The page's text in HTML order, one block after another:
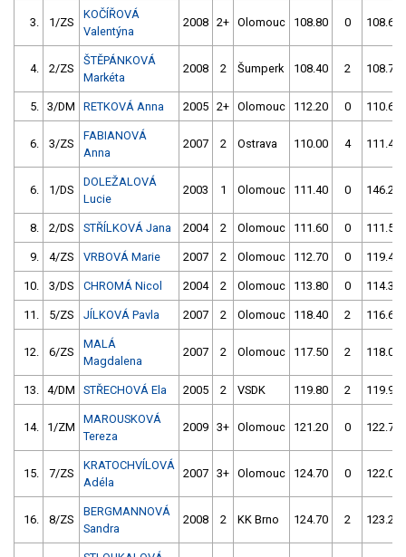
3. 1/ZS
KOČÍŘOVÁ
Valentýna
2008 2+ Olomouc 108.80 0 108.60
4. 2/ZS
ŠTĚPÁNKOVÁ
Markéta
2008 2 Šumperk 108.40 2 108.70
5. 3/DM RETKOVÁ Anna 2005 2+ Olomouc 112.20 0 110.60
6. 3/ZS
FABIANOVÁ
Anna
2007 2 Ostrava 110.00 4 111.40
6. 1/DS
DOLEŽALOVÁ
Lucie
2003 1 Olomouc 111.40 0 146.20
8. 2/DS STŘÍLKOVÁ Jana 2004 2 Olomouc 111.60 0 111.50
9. 4/ZS VRBOVÁ Marie 2007 2 Olomouc 112.70 0 119.40
10. 3/DS CHROMÁ Nicol 2004 2 Olomouc 113.80 0 114.30
11. 5/ZS JÍLKOVÁ Pavla 2007 2 Olomouc 118.40 2 116.60
12. 6/ZS
MALÁ
Magdalena
2007 2 Olomouc 117.50 2 118.00
13. 4/DM STŘECHOVÁ Ela 2005 2 VSDK 119.80 2 119.90
14. 1/ZM
MAROUSKOVÁ
Tereza
2009 3+ Olomouc 121.20 0 122.70
15. 7/ZS
KRATOCHVÍLOVÁ
Adéla
2007 3+ Olomouc 124.70 0 122.00
16. 8/ZS
BERGMANNOVÁ
Sandra
2008 2 KK Brno 124.70 2 123.20